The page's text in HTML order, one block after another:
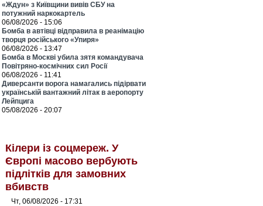
«Ждун» з Київщини вивів СБУ на
потужний наркокартель
06/08/2026 - 15:06
Бомба в автівці відправила в реанімацію
творця російського «Упиря»
06/08/2026 - 13:47
Бомба в Москві убила зятя командувача
Повітряно-космічних сил Росії
06/08/2026 - 11:41
Диверсанти ворога намагались підірвати
українській вантажний літак в аеропорту
Лейпцига
05/08/2026 - 20:07
Кілери із соцмереж. У
Європі масово вербують
підлітків для замовних
вбивств
Чт, 06/08/2026 - 17:31